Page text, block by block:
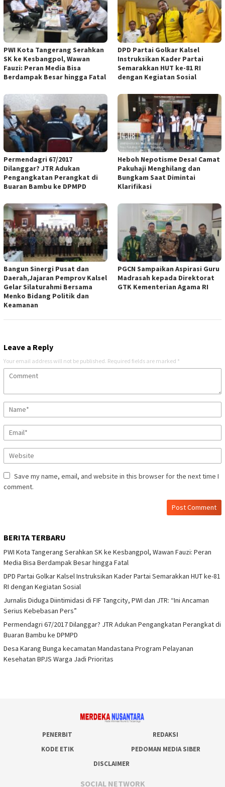
PWI Kota Tangerang Serahkan
SK ke Kesbangpol, Wawan
Fauzi: Peran Media Bisa
Berdampak Besar hingga Fatal
DPD Partai Golkar Kalsel
Instruksikan Kader Partai
Semarakkan HUT ke-81 RI
dengan Kegiatan Sosial
Permendagri 67/2017
Dilanggar? JTR Adukan
Pengangkatan Perangkat di
Buaran Bambu ke DPMPD
Heboh Nepotisme Desa! Camat
Pakuhaji Menghilang dan
Bungkam Saat Dimintai
Klarifikasi
Bangun Sinergi Pusat dan
Daerah,Jajaran Pemprov Kalsel
Gelar Silaturahmi Bersama
Menko Bidang Politik dan
Keamanan
PGCN Sampaikan Aspirasi Guru
Madrasah kepada Direktorat
GTK Kementerian Agama RI
Leave a Reply
Your email address will not be published. Required fields are marked *
Save my name, email, and website in this browser for the next time I
comment.
BERITA TERBARU
PWI Kota Tangerang Serahkan SK ke Kesbangpol, Wawan Fauzi: Peran
Media Bisa Berdampak Besar hingga Fatal
DPD Partai Golkar Kalsel Instruksikan Kader Partai Semarakkan HUT ke-81
RI dengan Kegiatan Sosial
Jurnalis Diduga Diintimidasi di FIF Tangcity, PWI dan JTR: “Ini Ancaman
Serius Kebebasan Pers”
Permendagri 67/2017 Dilanggar? JTR Adukan Pengangkatan Perangkat di
Buaran Bambu ke DPMPD
Desa Karang Bunga kecamatan Mandastana Program Pelayanan
Kesehatan BPJS Warga Jadi Prioritas
PENERBIT
REDAKSI
KODE ETIK
PEDOMAN MEDIA SIBER
DISCLAIMER
SOCIAL NETWORK